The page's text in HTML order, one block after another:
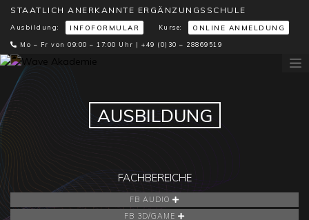
STAATLICH ANERKANNTE ERGÄNZUNGSSCHULE
Ausbildung: INFOFORMULAR Kurse: ONLINE ANMELDUNG
Mo – Fr von 09:00 – 17:00 Uhr | +49 (0)30 – 28869519
AUSBILDUNG
FACHBEREICHE
FB AUDIO
FB 3D/GAME